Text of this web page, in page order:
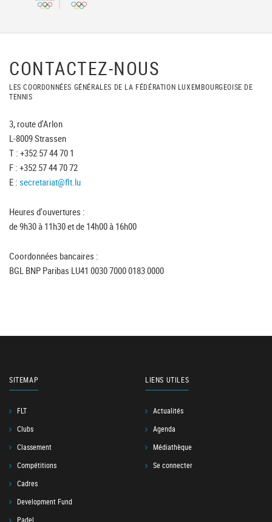
CONTACTEZ-NOUS
LES COORDONNÉES GÉNÉRALES DE LA FÉDÉRATION LUXEMBOURGEOISE DE
TENNIS
3, route d'Arlon
L-8009 Strassen
T : +352 57 44 70 1
F : +352 57 44 70 72
E : secretariat@flt.lu
Heures d'ouvertures :
de 9h30 à 11h30 et de 14h00 à 16h00
Coordonnées bancaires :
BGL BNP Paribas LU41 0030 7000 0183 0000
SITEMAP
FLT
Clubs
Classement
Compétitions
Cadres
Development Fund
Padel
LIENS UTILES
Actualités
Agenda
Médiathèque
Se connecter